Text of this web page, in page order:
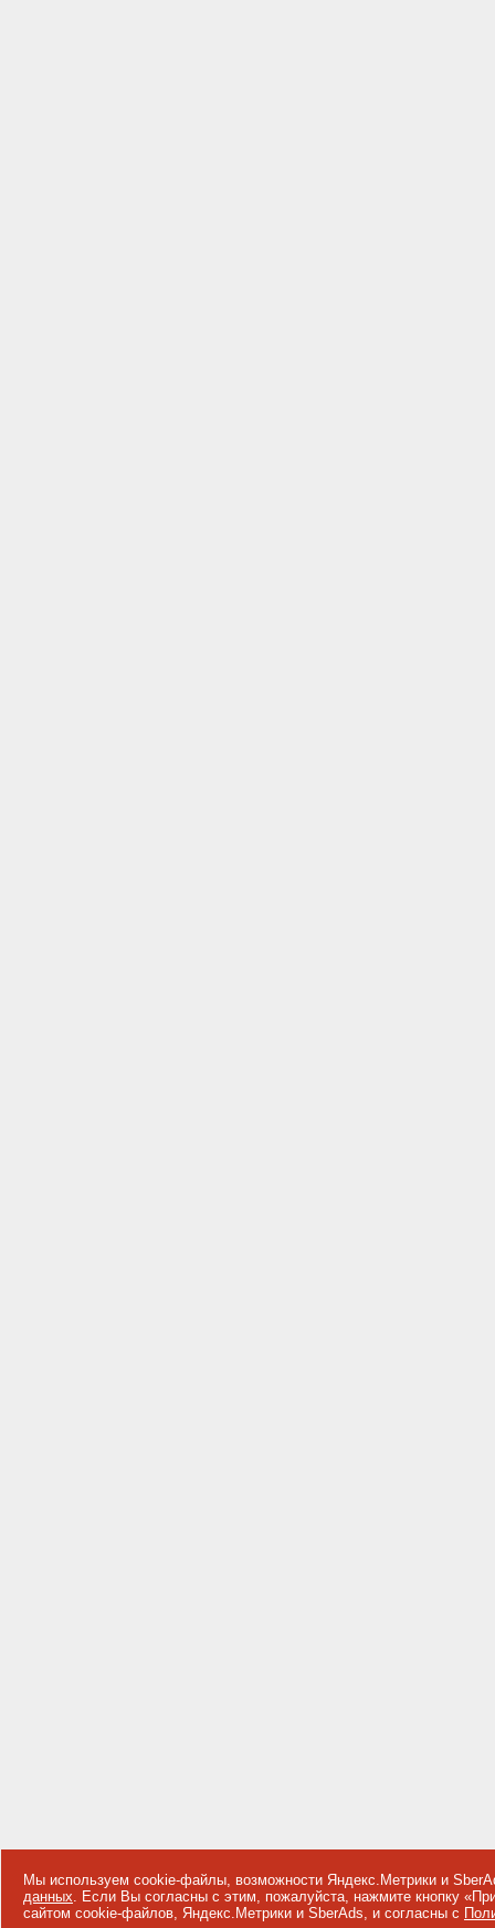
Мы используем cookie-файлы, возможности Яндекс.Метрики и
данных. Если Вы согласны с этим, пожалуйста, нажмите кнопку
сайтом cookie-файлов, Яндекс.Метрики и SberAds, и согласны с